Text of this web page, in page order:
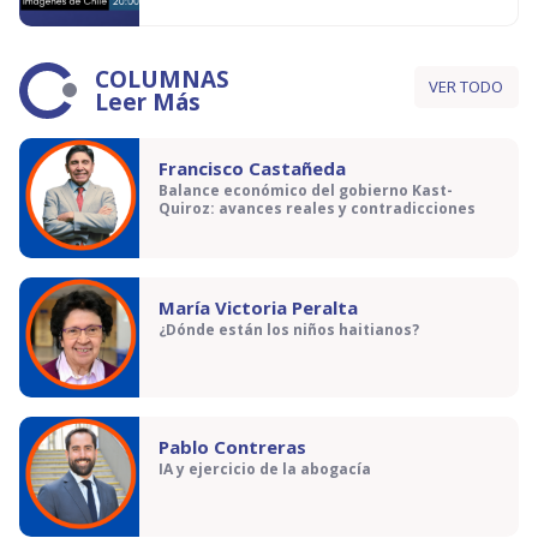
COLUMNAS
Leer Más VER TODO
Francisco Castañeda
Balance económico del gobierno Kast-
Quiroz: avances reales y contradicciones
María Victoria Peralta
¿Dónde están los niños haitianos?
Pablo Contreras
IA y ejercicio de la abogacía